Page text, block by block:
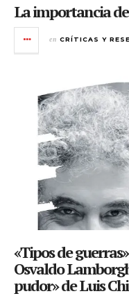
La importancia
en CRÍTICAS Y
«Tipos de
Osvaldo
pudor» de Luis